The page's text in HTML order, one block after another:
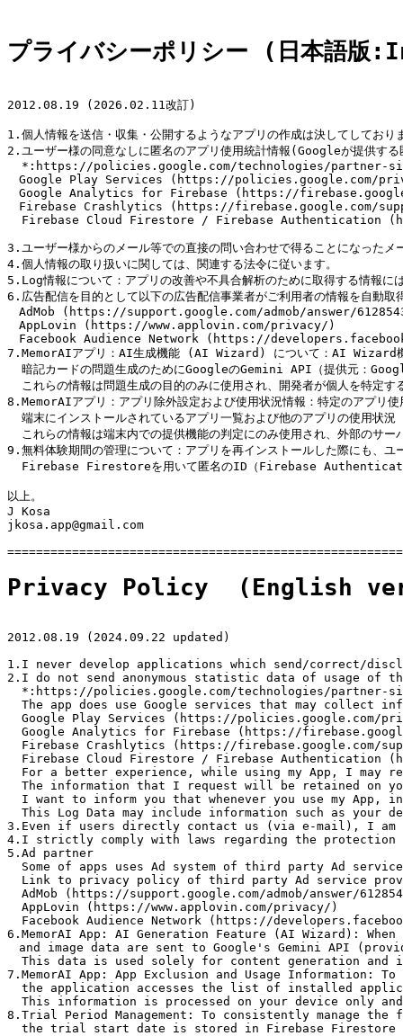
プライバシーポリシー (日本語
2012.08.19 (2026.02.11改訂)
1.個人情報を送信・収集・公開するようなアプリの作成は決してしており
2.ユーザー様の同意なしに匿名のアプリ使用統計情報(Googleが提供す
*:https://policies.google.com/technologies/partner-
Google Play Services (https://policies.google.com/
Google Analytics for Firebase (https://
Firebase Crashlytics (https://firebase.google.com/
Firebase Cloud Firestore / Firebase Authentication
3.ユーザー様からのメール等での直接の問い合わせで得ることになったメ
4.個人情報の取り扱いに関しては、関連する法令に従います。
5.Log情報について：アプリの改善や不具合解析のために取得する情報に
6.広告配信を目的として以下の広告配信事業者がご利用者の情報を自動
AdMob (https://support.google.com/admob/answer/
AppLovin (https://www.applovin.com/privacy/)
Facebook Audience Network (https://
7.MemorAIアプリ：AI生成機能 (AI Wizard) について：AI Wizard機能
暗記カードの問題生成のためにGoogleのGemini API（提供元：
これらの情報は問題生成の目的のみに使用され、開発者が個人を特定す
8.MemorAIアプリ：アプリ除外設定および使用状況情報：特定のアプリ
端末にインストールされているアプリ一覧および他のアプリの使用
これらの情報は端末内での提供機能の判定にのみ使用され、外部のサー
9.無料体験期間の管理について：アプリを再インストールした際にも、ユ
Firebase Firestoreを用いて匿名のID（Firebase
以上。
J Kosa
jkosa.app@gmail.com
Privacy Policy  (English
2012.08.19 (2024.09.22 updated)
1.I never develop applications which send/correct/
2.I do not send anonymous statistic data of usage of
*:https://policies.google.com/technologies/partner-
The app does use Google services that may collect
Google Play Services (https://policies.google.com/
Google Analytics for Firebase (https://
Firebase Crashlytics (https://firebase.google.com/
Firebase Cloud Firestore / Firebase Authentication
For a better experience, while using my App, I may
The information that I request will be retained on
I want to inform you that whenever you use my App,
This Log Data may include information such as your
3.Even if users directly contact us (via e-mail), I am
4.I strictly comply with laws regarding the protection
5.Ad partner
Some of apps uses Ad system of third party Ad
Link to privacy policy of third party Ad service
AdMob (https://support.google.com/admob/answer/
  AppLovin (https://www.applovin.com/privacy/)
Facebook Audience Network (https://
6.MemorAI App: AI Generation Feature (AI Wizard):
and image data are sent to Google's Gemini API
This data is used solely for content generation and
7.MemorAI App: App Exclusion and Usage
the application accesses the list of installed
This information is processed on your device only
8.Trial Period Management: To consistently
the trial start date is stored in Firebase